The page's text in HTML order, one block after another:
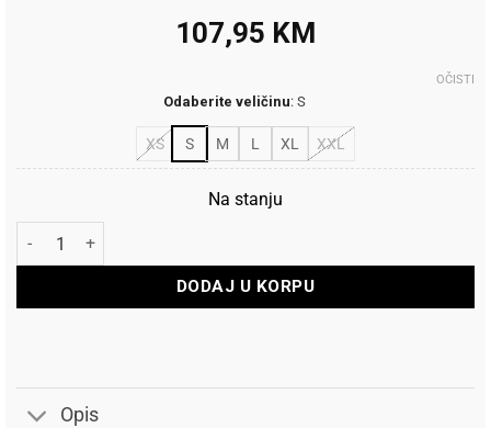
107,95 KM
Odaberite veličinu: S
XS S M L XL XXL
OČISTI
Na stanju
Jack and Jones Jakna Harrington Bomber količina
DODAJ U KORPU
Opis